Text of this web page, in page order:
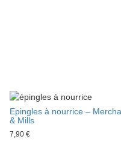
Epingles à nourrice –
& Mills
7,90 €